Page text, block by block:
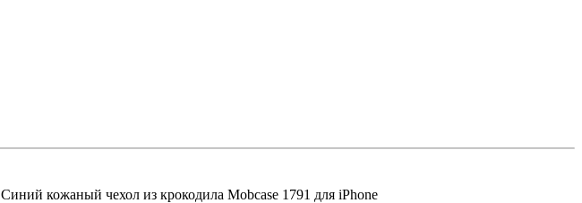
Синий кожаный чехол из крокодила Mobcase 1791 для iPhone